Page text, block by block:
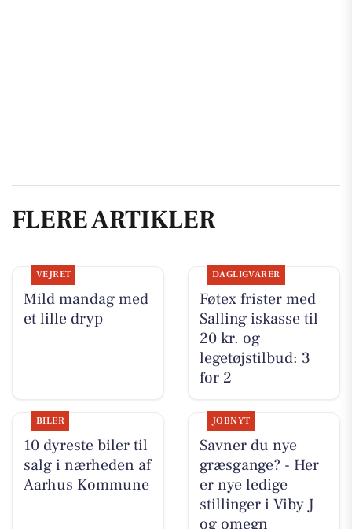
FLERE ARTIKLER
VEJRET
Mild mandag med
et lille dryp
DAGLIGVARER
Føtex frister med
Salling iskasse til
20 kr. og
legetøjstilbud: 3
for 2
BILER
10 dyreste biler til
salg i nærheden af
Aarhus Kommune
JOBNYT
Savner du nye
græsgange? - Her
er nye ledige
stillinger i Viby J
og omegn